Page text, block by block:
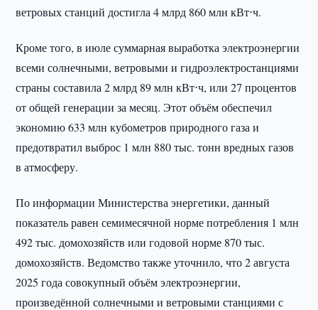
ветровых станций достигла 4 млрд 860 млн кВт⋅ч.
Кроме того, в июле суммарная выработка электроэнергии
всеми солнечными, ветровыми и гидроэлектростанциями
страны составила 2 млрд 89 млн кВт⋅ч, или 27 процентов
от общей генерации за месяц. Этот объём обеспечил
экономию 633 млн кубометров природного газа и
предотвратил выброс 1 млн 880 тыс. тонн вредных газов
в атмосферу.
По информации Министерства энергетики, данный
показатель равен семимесячной норме потребления 1 млн
492 тыс. домохозяйств или годовой норме 870 тыс.
домохозяйств. Ведомство также уточнило, что 2 августа
2025 года совокупный объём электроэнергии,
произведённой солнечными и ветровыми станциями с